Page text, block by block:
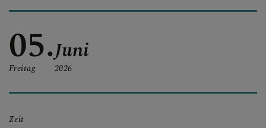
PFARRBLÄTTER
SEELSORGETEAM
05.
Freitag
Juni
2026
Zeit